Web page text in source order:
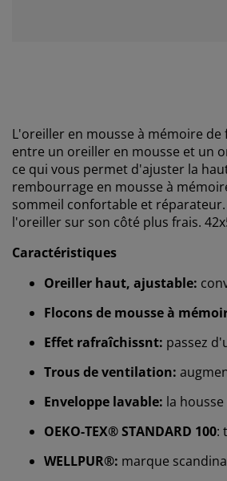
L'oreiller en mousse à mémoire de
entre un oreiller en mousse et un
ce qui vous permet d'ajuster la
rembourrage en mousse à
sommeil confortable et
l'oreiller sur son côté plus frais.
Caractéristiques
Oreiller haut, ajustable:
Flocons de mousse à
Effet rafraîchissnt: passez
Trous de ventilation:
Enveloppe lavable: la
OEKO-TEX® STANDARD 100:
WELLPUR®: marque